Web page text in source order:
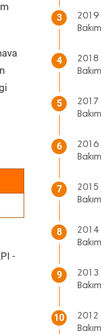
-
3
2019
Bakım
4
2018
Bakım
5
2017
Bakım
6
2016
Bakım
7
2015
Bakım
8
2014
Bakım
9
2013
Bakım
10
2012
Bakım